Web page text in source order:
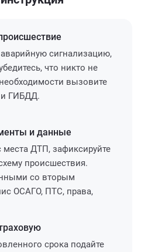
сигнализацию,
что никто не
вызовите
ГИБДД.
и данные
места ДТП, зафиксируйте
происшествия.
со вторым
ОСАГО, ПТС, права,
срока подайте